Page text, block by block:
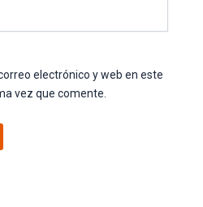
electrónico y web en este
vez que comente.